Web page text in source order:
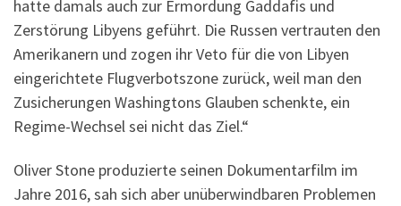
hatte damals auch zur Ermordung Gaddafis und
Zerstörung Libyens geführt. Die Russen vertrauten den
Amerikanern und zogen ihr Veto für die von Libyen
eingerichtete Flugverbotszone zurück, weil man den
Zusicherungen Washingtons Glauben schenkte, ein
Regime-Wechsel sei nicht das Ziel.“
Oliver Stone produzierte seinen Dokumentarfilm im
Jahre 2016, sah sich aber unüberwindbaren Problemen